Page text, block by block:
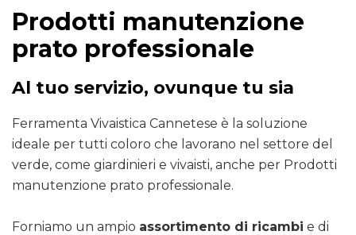
Prodotti manutenzione
prato professionale
Al tuo servizio, ovunque tu sia
Ferramenta Vivaistica Cannetese è la soluzione
ideale per tutti coloro che lavorano nel settore del
verde, come giardinieri e vivaisti, anche per Prodotti
manutenzione prato professionale.
Forniamo un ampio assortimento di ricambi e di